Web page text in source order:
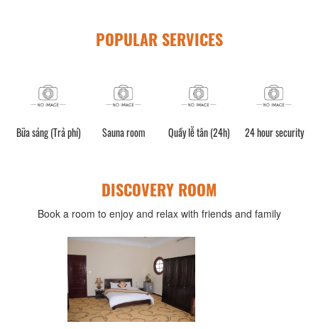
POPULAR SERVICES
Bữa sáng (Trả phí) Sauna room Quầy lễ tân (24h) 24 hour security
DISCOVERY ROOM
Book a room to enjoy and relax with friends and family